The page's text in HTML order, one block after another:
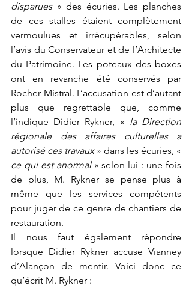
disparues » des écuries. Les planches
de ces stalles étaient complètement
vermoulues et irrécupérables, selon
l’avis du Conservateur et de l’Architecte
du Patrimoine. Les poteaux des boxes
ont en revanche été conservés par
Rocher Mistral. L’accusation est d’autant
plus que regrettable que, comme
l’indique Didier Rykner, « la Direction
régionale des affaires culturelles a
autorisé ces travaux
ce qui est anormal » selon lui : une fois
de plus, M. Rykner se pense plus à
même que les services compétents
pour juger de ce genre de chantiers de
restauration.
Il nous faut également répondre
lorsque Didier Rykner accuse Vianney
d’Alançon de mentir. Voici donc ce
qu’écrit M. Rykner :